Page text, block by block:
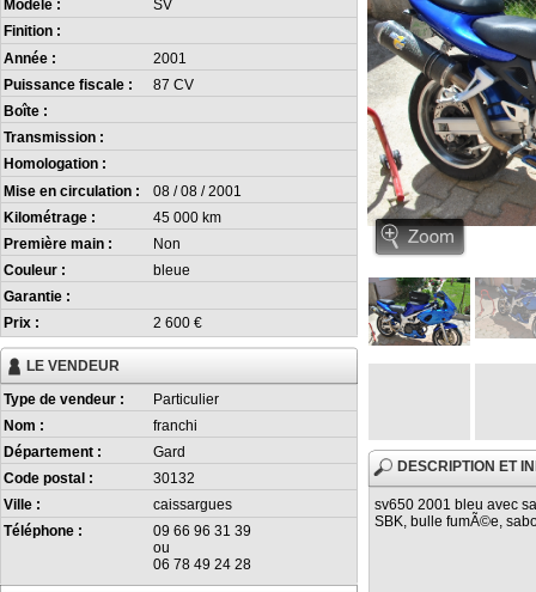
Modèle :
SV
Finition :
Année :
2001
Puissance fiscale :
87 CV
Boîte :
Transmission :
Homologation :
Mise en circulation :
08 / 08 / 2001
Kilométrage :
45 000 km
Première main :
Non
Couleur :
bleue
Garantie :
Prix :
2 600 €
LE VENDEUR
Type de vendeur :
Particulier
Nom :
franchi
Département :
Gard
Code postal :
30132
Ville :
caissargues
Téléphone :
09 66 96 31 39
ou
06 78 49 24 28
DESCRIPTION ET
sv650 2001 bleu avec
SBK, bulle fumÃ©e,